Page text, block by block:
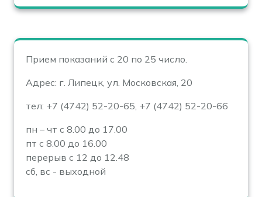
Прием показаний с 20 по 25 число.
Адрес: г. Липецк, ул. Московская, 20
тел: +7 (4742) 52-20-65, +7 (4742) 52-20-66
пн – чт с 8.00 до 17.00
пт с 8.00 до 16.00
перерыв с 12 до 12.48
сб, вс - выходной